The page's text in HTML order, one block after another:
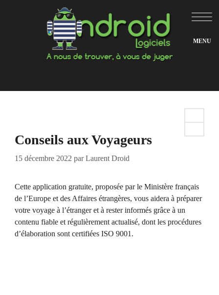
Conseils aux Voyageurs
15 décembre 2022 parLaurent Droid
Cette application gratuite, proposée par le Ministère français
de l’Europe et des Affaires étrangères, vous aidera à préparer
votre voyage à l’étranger et à rester informés grâce à un
contenu fiable et régulièrement actualisé, dont les procédures
d’élaboration sont certifiées ISO 9001.